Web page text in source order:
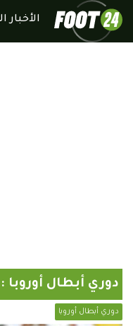
الأخبار
دوري أبطال
دوري أبطال أوروبا